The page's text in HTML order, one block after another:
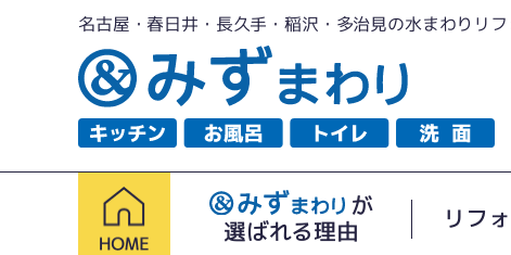
名古屋・春日井・長久手・稲沢・多治見の水まわりリ
が
選ばれる理由
リフ